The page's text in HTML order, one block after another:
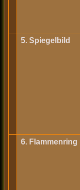
5. Spiegelbild
6. Flammenring